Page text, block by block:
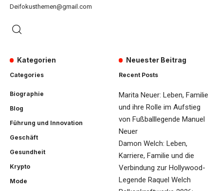
Deifokusthemen@gmail.com
Kategorien
Categories
Biographie
Blog
Führung und Innovation
Geschäft
Gesundheit
Krypto
Mode
Neuester Beitrag
Recent Posts
Marita Neuer: Leben, Familie
und ihre Rolle im Aufstieg
von Fußballlegende Manuel
Neuer
Damon Welch: Leben,
Karriere, Familie und die
Verbindung zur Hollywood-
Legende Raquel Welch